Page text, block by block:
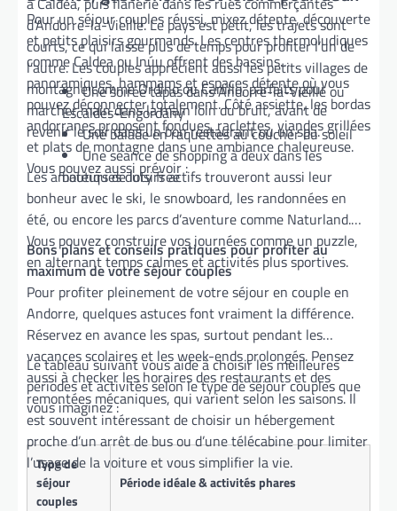
d’Andorre-la-Vieille. Le pays est petit, les trajets sont
courts, ce qui laisse plus de temps pour profiter l’un de
l’autre. Les couples apprécient aussi les petits villages de
montagne comme Ordino ou Canillo, parfaits pour
marcher main dans la main loin du bruit, avant de
revenir le soir dans un bon restaurant ou un spa.
Pour un séjour couples réussi, mixez détente, découverte
et petits plaisirs gourmands. Les centres thermoludiques
comme Caldea ou Inúu offrent des bassins
panoramiques, hammams et espaces détente où vous
pouvez déconnecter totalement. Côté assiette, les bordas
andorranes proposent fondues, raclettes, viandes grillées
et plats de montagne dans une ambiance chaleureuse.
Vous pouvez aussi prévoir :
Une soirée tapas dans Andorre-la-Vieille ou
Escaldes-Engordany
Une balade en raquettes au coucher du soleil
Une séance de shopping à deux dans les
boutiques duty free
Les amateurs de loisirs actifs trouveront aussi leur
bonheur avec le ski, le snowboard, les randonnées en
été, ou encore les parcs d’aventure comme Naturland.
Vous pouvez construire vos journées comme un puzzle,
en alternant temps calmes et activités plus sportives.
Bons plans et conseils pratiques pour profiter au
maximum de votre séjour couples
Pour profiter pleinement de votre séjour en couple en
Andorre, quelques astuces font vraiment la différence.
Réservez en avance les spas, surtout pendant les
vacances scolaires et les week-ends prolongés. Pensez
aussi à checker les horaires des restaurants et des
remontées mécaniques, qui varient selon les saisons. Il
est souvent intéressant de choisir un hébergement
proche d’un arrêt de bus ou d’une télécabine pour limiter
l’usage de la voiture et vous simplifier la vie.
Le tableau suivant vous aide à choisir les meilleures
périodes et activités selon le type de séjour couples que
vous imaginez :
Type de
séjour
couples
Période idéale & activités phares